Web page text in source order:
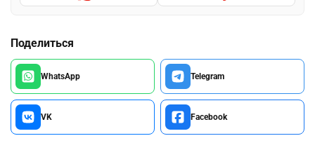
Поделиться
WhatsApp Telegram
VK Facebook